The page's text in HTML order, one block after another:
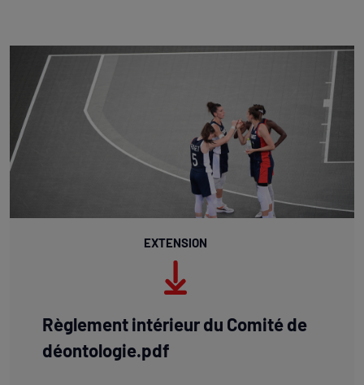
EXTENSION
Règlement intérieur du Comité de
déontologie.pdf